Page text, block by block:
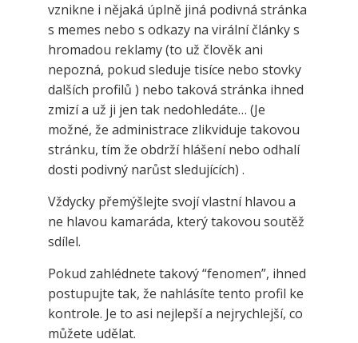
vznikne i nějaká úplně jiná podivná stránka
s memes nebo s odkazy na virální články s
hromadou reklamy (to už člověk ani
nepozná, pokud sleduje tisíce nebo stovky
dalších profilů ) nebo taková stránka ihned
zmizí a už ji jen tak nedohledáte… (Je
možné, že administrace zlikviduje takovou
stránku, tím že obdrží hlášení nebo odhalí
dosti podivný narůst sledujících) .
Vždycky přemýšlejte svojí vlastní hlavou a
ne hlavou kamaráda, který takovou soutěž
sdílel.
Pokud zahlédnete takový “fenomen”, ihned
postupujte tak, že nahlásíte tento profil ke
kontrole. Je to asi nejlepší a nejrychlejší, co
můžete udělat.